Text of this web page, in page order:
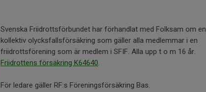
Svenska Friidrottsförbundet har förhandlat med Folksam om en
kollektiv olycksfallsförsäkring som gäller alla medlemmar i en
friidrottsförening som är medlem i SFIF. Alla upp t o m 16 år.
Friidrottens försäkring K64640.
För ledare gäller RF:s Föreningsförsäkring Bas.